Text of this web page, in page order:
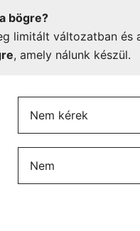
bögre?
limitált változatban és
, amely nálunk készül.